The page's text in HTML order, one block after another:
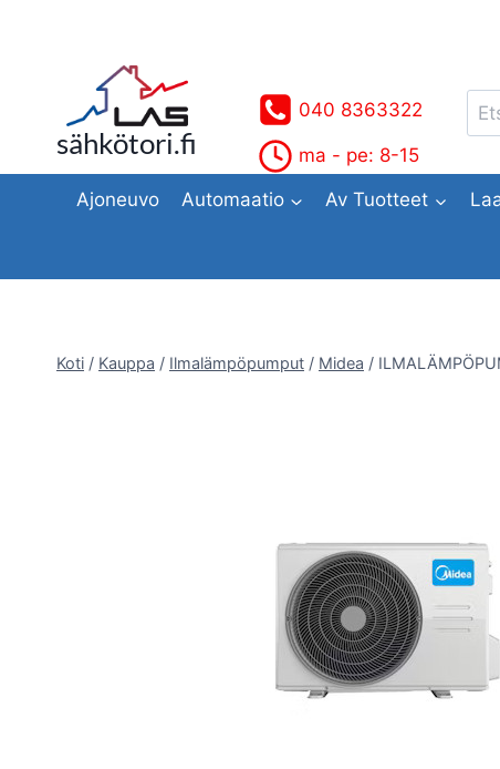
sähkötori.fi
040 8363322
ma - pe: 8-15
Etsi:
Ajoneuvo Automaatio Av Tuotteet
Koti / Kauppa / Ilmalämpöpumput / Midea /